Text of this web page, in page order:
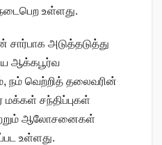
உள்ளது.
அடுத்தடுத்து
ஆக்கபூர்வ
நம் வெற்றித் தலைவரின்
மக்கள் சந்திப்புகள்
ஆலோசனைகள்
உள்ளது.